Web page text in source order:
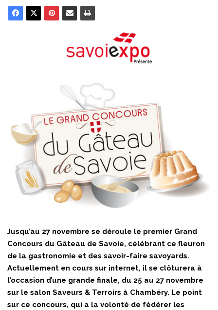
Jusqu’au 27 novembre se déroule le premier Grand
Concours du Gâteau de Savoie, célébrant ce fleuron
de la gastronomie et des savoir-faire savoyards.
Actuellement en cours sur internet, il se clôturera à
l’occasion d’une grande finale, du 25 au 27 novembre
sur le salon Saveurs & Terroirs à Chambéry. Le point
sur ce concours, qui a la volonté de fédérer les